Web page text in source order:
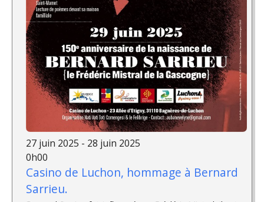
27 juin 2025 - 28 juin 2025
0h00
Casino de Luchon, hommage à Bernard
Sarrieu.